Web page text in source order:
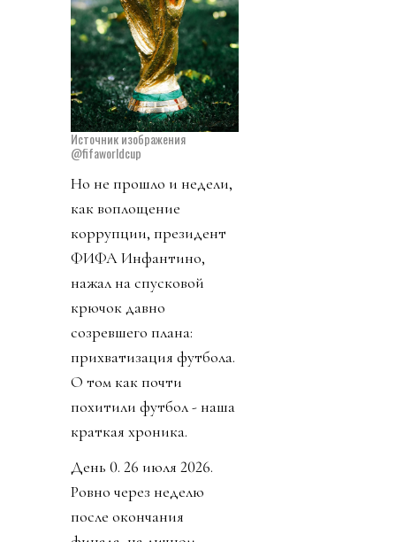
Источник изображения
@fifaworldcup
Но не прошло и недели,
как воплощение
коррупции, президент
ФИФА Инфантино,
нажал на спусковой
крючок давно
созревшего плана:
прихватизация футбола.
О том как почти
похитили футбол - наша
краткая хроника.
День 0. 26 июля 2026.
Ровно через неделю
после окончания